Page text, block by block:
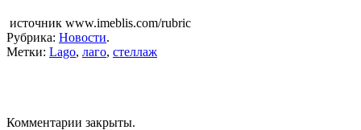
источник www.imeblis.com/rubric
Рубрика: Новости.
Метки: Lago, лаго, стеллаж
Комментарии закрыты.